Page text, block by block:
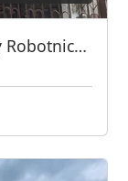
Nocleg pod Warszawą | Kwatery Robotnicze | Hostel dla pracowników | Hotel Robotniczy | Pokoje Pracownicze Warszawa | Tani Nocleg dla Pracownika